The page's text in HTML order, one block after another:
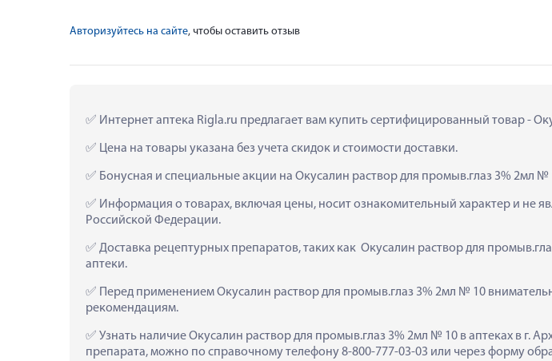
Авторизуйтесь на сайте, чтобы оставить отзыв
Интернет аптека Rigla.ru предлагает вам купить сертифицированный товар -
Цена на товары указана без учета скидок и стоимости доставки.
Бонусная и специальные акции на Окусалин раствор для промыв.глаз 3% 2мл №
Информация о товарах, включая цены, носит ознакомительный характер и не
Российской Федерации.
Доставка рецептурных препаратов, таких как  Окусалин раствор для
аптеки.
Перед применением Окусалин раствор для промыв.глаз 3% 2мл № 10
рекомендациям.
Узнать наличие Окусалин раствор для промыв.глаз 3% 2мл № 10 в аптеках в г.
препарата, можно по справочному телефону 8-800-777-03-03 или через форму